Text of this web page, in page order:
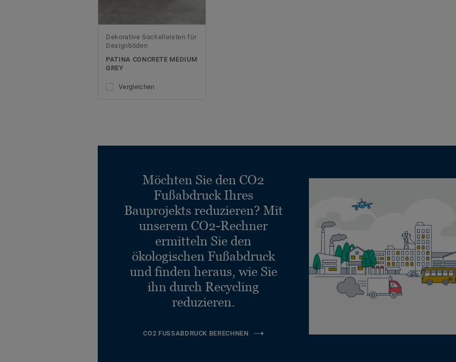
Dekorative Sockelleisten für
Designböden
PATINA CONCRETE MEDIUM
GREY
Vergleichen
Möchten Sie den CO2
Fußabdruck Ihres
Bauprojekts reduzieren? Mit
unserem CO2-Rechner
ermitteln Sie den
ökologischen Fußabdruck
und finden heraus, wie Sie
ihn durch Recycling
reduzieren.
CO2 FUSSABDRUCK BERECHNEN